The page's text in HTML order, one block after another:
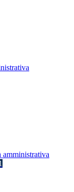
amministrativa